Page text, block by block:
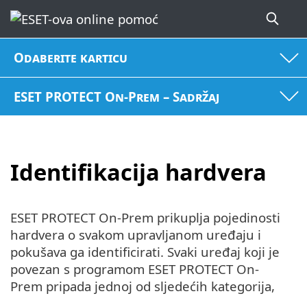
Odaberite karticu
ESET PROTECT On-Prem – Sadržaj
Identifikacija hardvera
ESET PROTECT On-Prem prikuplja pojedinosti
hardvera o svakom upravljanom uređaju i
pokušava ga identificirati. Svaki uređaj koji je
povezan s programom ESET PROTECT On-
Prem pripada jednoj od sljedećih kategorija,